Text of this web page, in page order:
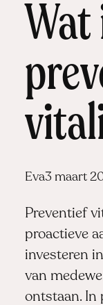
Wat
Posted
Eva3 maart
Preventief
proactieve
investeren
van
ontstaan. In